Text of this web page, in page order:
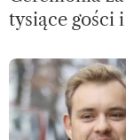
tysiące gości